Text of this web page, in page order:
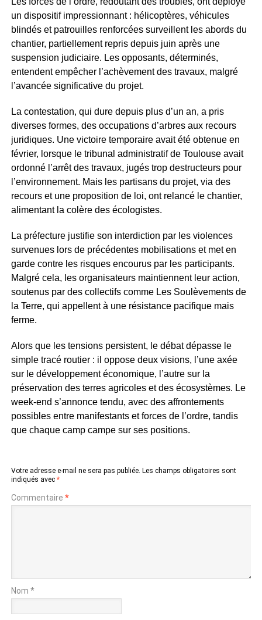
un dispositif impressionnant : hélicoptères, véhicules
blindés et patrouilles renforcées surveillent les abords du
chantier, partiellement repris depuis juin après une
suspension judiciaire. Les opposants, déterminés,
entendent empêcher l’achèvement des travaux, malgré
l’avancée significative du projet.
La contestation, qui dure depuis plus d’un an, a pris
diverses formes, des occupations d’arbres aux recours
juridiques. Une victoire temporaire avait été obtenue en
février, lorsque le tribunal administratif de Toulouse avait
ordonné l’arrêt des travaux, jugés trop destructeurs pour
l’environnement. Mais les partisans du projet, via des
recours et une proposition de loi, ont relancé le chantier,
alimentant la colère des écologistes.
La préfecture justifie son interdiction par les violences
survenues lors de précédentes mobilisations et met en
garde contre les risques encourus par les participants.
Malgré cela, les organisateurs maintiennent leur action,
soutenus par des collectifs comme Les Soulèvements de
la Terre, qui appellent à une résistance pacifique mais
ferme.
Alors que les tensions persistent, le débat dépasse le
simple tracé routier : il oppose deux visions, l’une axée
sur le développement économique, l’autre sur la
préservation des terres agricoles et des écosystèmes. Le
week-end s’annonce tendu, avec des affrontements
possibles entre manifestants et forces de l’ordre, tandis
que chaque camp campe sur ses positions.
Votre adresse e-mail ne sera pas publiée. Les champs obligatoires sont
indiqués avec *
Commentaire *
Nom *